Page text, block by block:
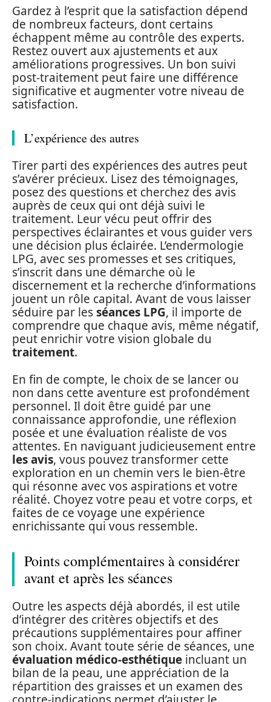
Gardez à l’esprit que la satisfaction dépend
de nombreux facteurs, dont certains
échappent même au contrôle des experts.
Restez ouvert aux ajustements et aux
améliorations progressives. Un bon suivi
post-traitement peut faire une différence
significative et augmenter votre niveau de
satisfaction.
L’expérience des autres
Tirer parti des expériences des autres peut
s’avérer précieux. Lisez des témoignages,
posez des questions et cherchez des avis
auprès de ceux qui ont déjà suivi le
traitement. Leur vécu peut offrir des
perspectives éclairantes et vous guider vers
une décision plus éclairée. L’endermologie
LPG, avec ses promesses et ses critiques,
s’inscrit dans une démarche où le
discernement et la recherche d’informations
jouent un rôle capital. Avant de vous laisser
séduire par lesséances LPG, il importe de
comprendre que chaque avis, même négatif,
peut enrichir votre vision globale du
traitement.
En fin de compte, le choix de se lancer ou
non dans cette aventure est profondément
personnel. Il doit être guidé par une
connaissance approfondie, une réflexion
posée et une évaluation réaliste de vos
attentes. En naviguant judicieusement entre
les avis, vous pouvez transformer cette
exploration en un chemin vers le bien-être
qui résonne avec vos aspirations et votre
réalité. Choyez votre peau et votre corps, et
faites de ce voyage une expérience
enrichissante qui vous ressemble.
Points complémentaires à considérer
avant et après les séances
Outre les aspects déjà abordés, il est utile
d’intégrer des critères objectifs et des
précautions supplémentaires pour affiner
son choix. Avant toute série de séances, une
évaluation médico-esthétique incluant un
bilan de la peau, une appréciation de la
répartition des graisses et un examen des